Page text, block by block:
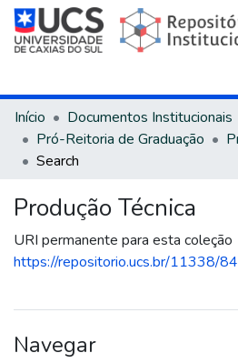
Início
Documentos Institucionais
Pró-Reitoria de Graduação
Search
Produção Técnica
URI permanente para esta coleção
https://repositorio.ucs.br/11338/
Navegar